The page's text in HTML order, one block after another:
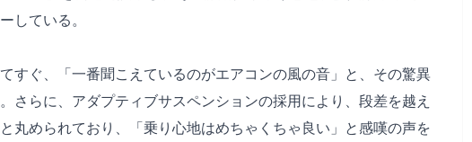
している。
すぐ、「一番聞こえているのがエアコンの風の音」と、その驚異
さらに、アダプティブサスペンションの採用により、段差を越え
丸められており、「乗り心地はめちゃくちゃ良い」と感嘆の声を